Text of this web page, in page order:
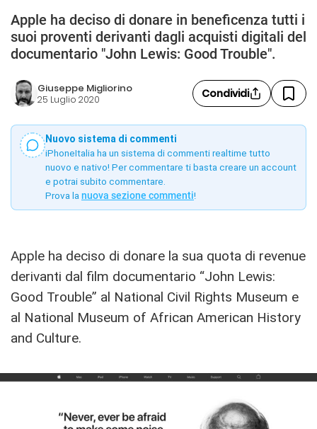
Apple ha deciso di donare in beneficenza tutti i
suoi proventi derivanti dagli acquisti digitali del
documentario "John Lewis: Good Trouble".
Giuseppe Migliorino
25 Luglio 2020 Condividi
Nuovo sistema di commenti
iPhoneItalia ha un sistema di commenti realtime tutto
nuovo e nativo! Per commentare ti basta creare un account
e potrai subito commentare.
Prova la nuova sezione commenti!
Apple ha deciso di donare la sua quota di revenue
derivanti dal film documentario “John Lewis:
Good Trouble” al National Civil Rights Museum e
al National Museum of African American History
and Culture.